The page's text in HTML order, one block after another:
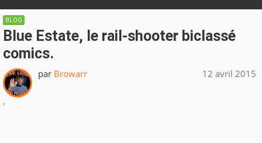
BLOG
Blue Estate, le rail-shooter biclassé
comics.
par Browarr 12 avril 2015
.